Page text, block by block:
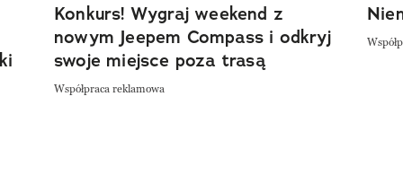
Konkurs! Wygraj weekend z
nowym Jeepem Compass i odkryj
swoje miejsce poza trasą
Współpraca reklamowa